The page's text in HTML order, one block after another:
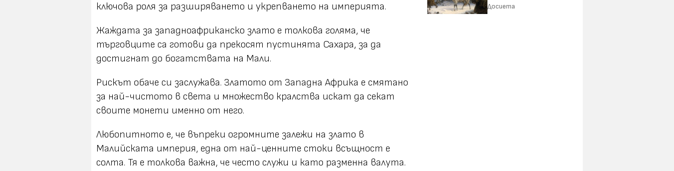
ключова роля за разширяването и укрепването на империята.
Жаждата за западноафриканско злато е толкова голяма, че
търговците са готови да прекосят пустинята Сахара, за да
достигнат до богатствата на Мали.
Рискът обаче си заслужава. Златото от Западна Африка е смятано
за най-чистото в света и множество кралства искат да секат
своите монети именно от него.
Любопитното е, че въпреки огромните залежи на злато в
Малийската империя, една от най-ценните стоки всъщност е
солта. Тя е толкова важна, че често служи и като разменна валута.
Досиета